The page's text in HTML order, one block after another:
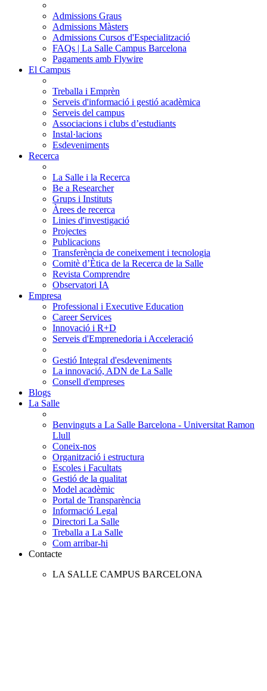
Admissions Graus
Admissions Màsters
Admissions Cursos d'Especialització
FAQs | La Salle Campus Barcelona
Pagaments amb Flywire
El Campus
Treballa i Emprèn
Serveis d'informació i gestió acadèmica
Serveis del campus
Associacions i clubs d’estudiants
Instal·lacions
Esdeveniments
Recerca
La Salle i la Recerca
Be a Researcher
Grups i Instituts
Àrees de recerca
Linies d'investigació
Projectes
Publicacions
Transferència de coneixement i tecnologia
Comitè d’Ètica de la Recerca de la Salle
Revista Comprendre
Observatori IA
Empresa
Professional i Executive Education
Career Services
Innovació i R+D
Serveis d'Emprenedoria i Acceleració
Gestió Integral d'esdeveniments
La innovació, ADN de La Salle
Consell d'empreses
Blogs
La Salle
Benvinguts a La Salle Barcelona - Universitat Ramon
Llull
Coneix-nos
Organització i estructura
Escoles i Facultats
Gestió de la qualitat
Model acadèmic
Portal de Transparència
Informació Legal
Directori La Salle
Treballa a La Salle
Com arribar-hi
Contacte
LA SALLE CAMPUS BARCELONA